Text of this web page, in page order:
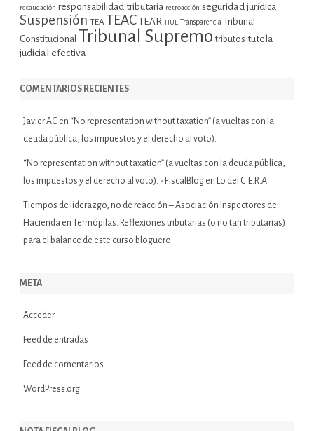
recaudación responsabilidad tributaria retroacción seguridad jurídica
Suspensión TEA TEAC TEAR TJUE Transparencia Tribunal
Constitucional Tribunal Supremo tributos tutela
judicial efectiva
COMENTARIOS RECIENTES
Javier AC en “No representation without taxation” (a vueltas con la
deuda pública, los impuestos y el derecho al voto).
“No representation without taxation” (a vueltas con la deuda pública,
los impuestos y el derecho al voto). - FiscalBlog en Lo del C.E.R.A.
Tiempos de liderazgo, no de reacción – Asociación Inspectores de
Hacienda en
Termópilas. Reflexiones tributarias (o no tan tributarias)
para el balance de este curso bloguero
META
Acceder
Feed de entradas
Feed de comentarios
WordPress.org